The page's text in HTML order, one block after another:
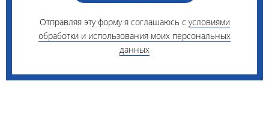
Отправляя эту форму я соглашаюсь с условиями
обработки и использования моих персональных
данных